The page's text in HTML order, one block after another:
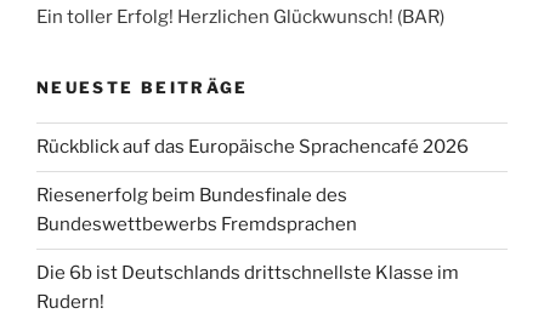
Ein toller Erfolg! Herzlichen Glückwunsch! (BAR)
NEUESTE BEITRÄGE
Rückblick auf das Europäische Sprachencafé 2026
Riesenerfolg beim Bundesfinale des
Bundeswettbewerbs Fremdsprachen
Die 6b ist Deutschlands drittschnellste Klasse im
Rudern!